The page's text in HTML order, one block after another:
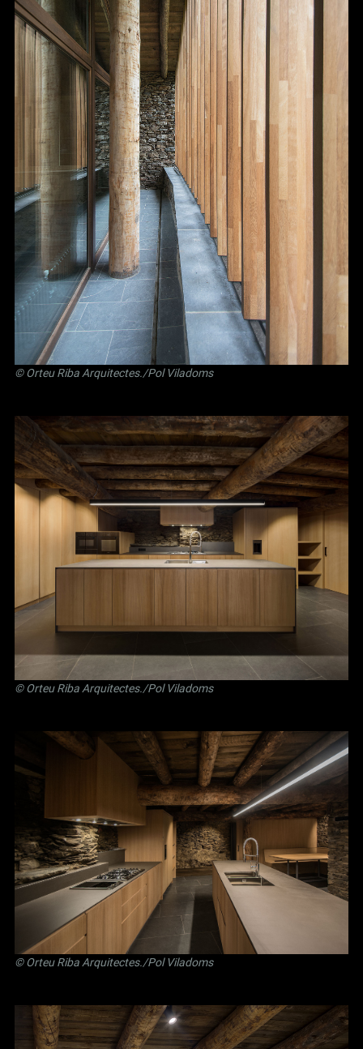
©Orteu Riba Arquitectes./Pol Viladoms
©Orteu Riba Arquitectes./Pol Viladoms
©Orteu Riba Arquitectes./Pol Viladoms